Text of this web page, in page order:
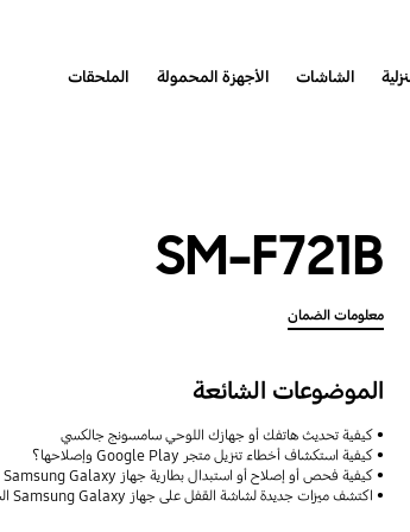
الشاشات الأجهزة المحمولة الملحقات
SM-F721B
معلومات الضمان
الموضوعات الشائعة
كيفية تحديث هاتفك أو جهازك اللوحي سامسونج جالكسي
كيفية استكشاف أخطاء تنزيل متجر Google Play وإصلاحها؟
كيفية فحص أو إصلاح أو استبدال بطارية جهاز Samsung Galaxy
اكتشف ميزات جديدة لشاشة القفل على جهاز Samsung Galaxy الخاص بك